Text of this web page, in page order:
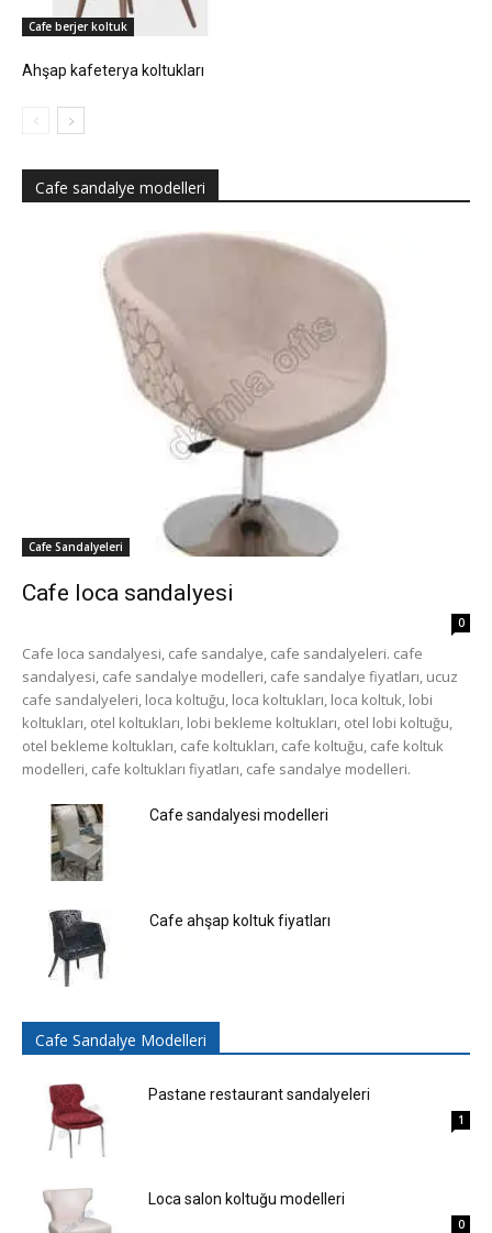
Cafe berjer koltuk
Ahşap kafeterya koltukları
Cafe sandalye modelleri
Cafe Sandalyeleri
Cafe loca sandalyesi
0
Cafe loca sandalyesi, cafe sandalye, cafe sandalyeleri. cafe
sandalyesi, cafe sandalye modelleri, cafe sandalye fiyatları, ucuz
cafe sandalyeleri, loca koltuğu, loca koltukları, loca koltuk, lobi
koltukları, otel koltukları, lobi bekleme koltukları, otel lobi koltuğu,
otel bekleme koltukları, cafe koltukları, cafe koltuğu, cafe koltuk
modelleri, cafe koltukları fiyatları, cafe sandalye modelleri.
Cafe sandalyesi modelleri
Cafe ahşap koltuk fiyatları
Cafe Sandalye Modelleri
Pastane restaurant sandalyeleri
1
Loca salon koltuğu modelleri
0